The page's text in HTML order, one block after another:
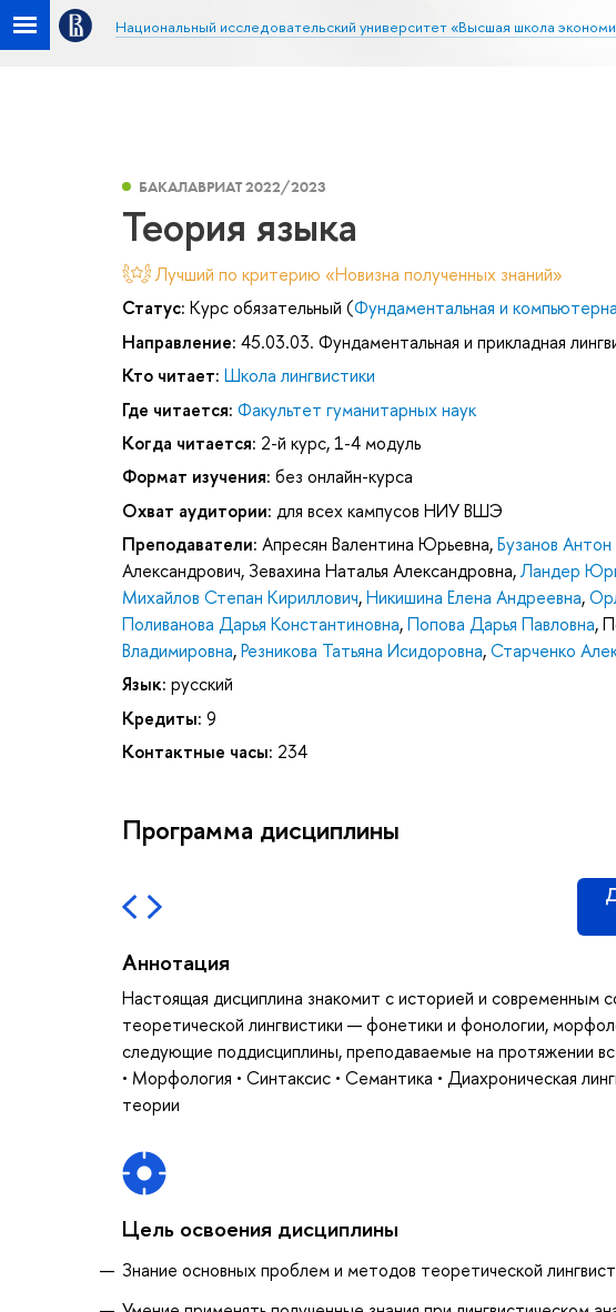
Национальный исследовательский университет «Высшая школа
БАКАЛАВРИАТ 2022/2023
Теория языка
Лучший по критерию «Новизна полученных знаний»
Статус: Курс обязательный (Фундаментальная и
Направление: 45.03.03. Фундаментальная и прикладная
Кто читает: Школа лингвистики
Где читается: Факультет гуманитарных наук
Когда читается: 2-й курс, 1-4 модуль
Формат изучения: без онлайн-курса
Охват аудитории: для всех кампусов НИУ ВШЭ
Преподаватели: Апресян Валентина Юрьевна,Бузанов
Александрович, Зевахина Наталья Александровна,Ландер
Михайлов Степан Кириллович,Никишина Елена Андреевна,
Поливанова Дарья Константиновна,Попова Дарья Павловна,
Владимировна,Резникова Татьяна Исидоровна,Старченко
Язык: русский
Кредиты: 9
Контактные часы: 234
Программа дисциплины
Аннотация
Настоящая дисциплина знакомит с историей и современным
теоретической лингвистики — фонетики и фонологии,
следующие поддисциплины, преподаваемые на протяжении
• Морфология • Синтаксис • Семантика • Диахроническая
теории
Цель освоения дисциплины
Знание основных проблем и методов теоретической